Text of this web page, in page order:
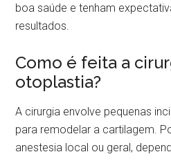
boa saúde e tenham
resultados.
Como é feita a
otoplastia?
A cirurgia envolve pequenas
para remodelar a cartilagem.
anestesia local ou geral,